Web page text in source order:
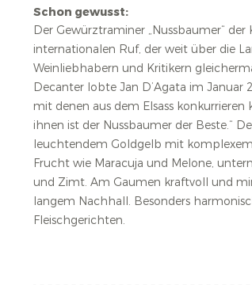
Schon gewusst:
Der Gewürztraminer „Nussbaumer“
internationalen Ruf, der weit über die
Weinliebhabern und Kritikern
Decanter lobte Jan D’Agata im Januar
mit denen aus dem Elsass
ihnen ist der Nussbaumer der Beste.“
leuchtendem Goldgelb mit
Frucht wie Maracuja und Melone,
und Zimt. Am Gaumen kraftvoll und
langem Nachhall. Besonders
Fleischgerichten.